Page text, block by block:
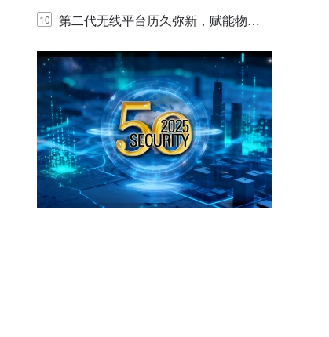
体验
代的认知中枢
10
第二代无线平台历久弥新，赋能物联
网创新迭代